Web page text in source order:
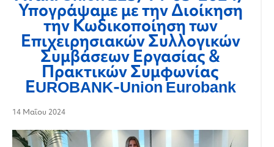
Υπογράψαμε με την Διοίκηση
την Κωδικοποίηση των
Επιχειρησιακών Συλλογικών
Συμβάσεων Εργασίας &
Πρακτικών Συμφωνίας
ΕUROBANK-Union Eurobank
14 Μαΐου 2024